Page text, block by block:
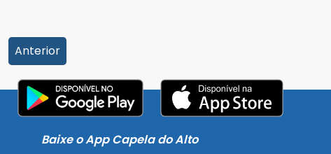
Anterior
Baixe o App Capela do Alto